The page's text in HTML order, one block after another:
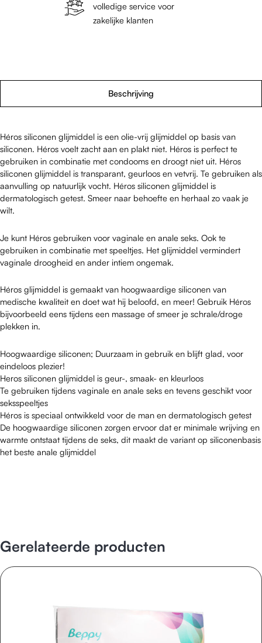
volledige service voor
zakelijke klanten
Beschrijving
Héros siliconen glijmiddel is een olie-vrij glijmiddel op basis van
siliconen. Héros voelt zacht aan en plakt niet. Héros is perfect te
gebruiken in combinatie met condooms en droogt niet uit. Héros
siliconen glijmiddel is transparant, geurloos en vetvrij. Te gebruiken als
aanvulling op natuurlijk vocht. Héros siliconen glijmiddel is
dermatologisch getest. Smeer naar behoefte en herhaal zo vaak je
wilt.
Je kunt Héros gebruiken voor vaginale en anale seks. Ook te
gebruiken in combinatie met speeltjes. Het glijmiddel vermindert
vaginale droogheid en ander intiem ongemak.
Héros glijmiddel is gemaakt van hoogwaardige siliconen van
medische kwaliteit en doet wat hij beloofd, en meer! Gebruik Héros
bijvoorbeeld eens tijdens een massage of smeer je schrale/droge
plekken in.
Hoogwaardige siliconen; Duurzaam in gebruik en blijft glad, voor
eindeloos plezier!
Heros siliconen glijmiddel is geur-, smaak- en kleurloos
Te gebruiken tijdens vaginale en anale seks en tevens geschikt voor
seksspeeltjes
Héros is speciaal ontwikkeld voor de man en dermatologisch getest
De hoogwaardige siliconen zorgen ervoor dat er minimale wrijving en
warmte ontstaat tijdens de seks, dit maakt de variant op siliconenbasis
het beste anale glijmiddel
Gerelateerde producten